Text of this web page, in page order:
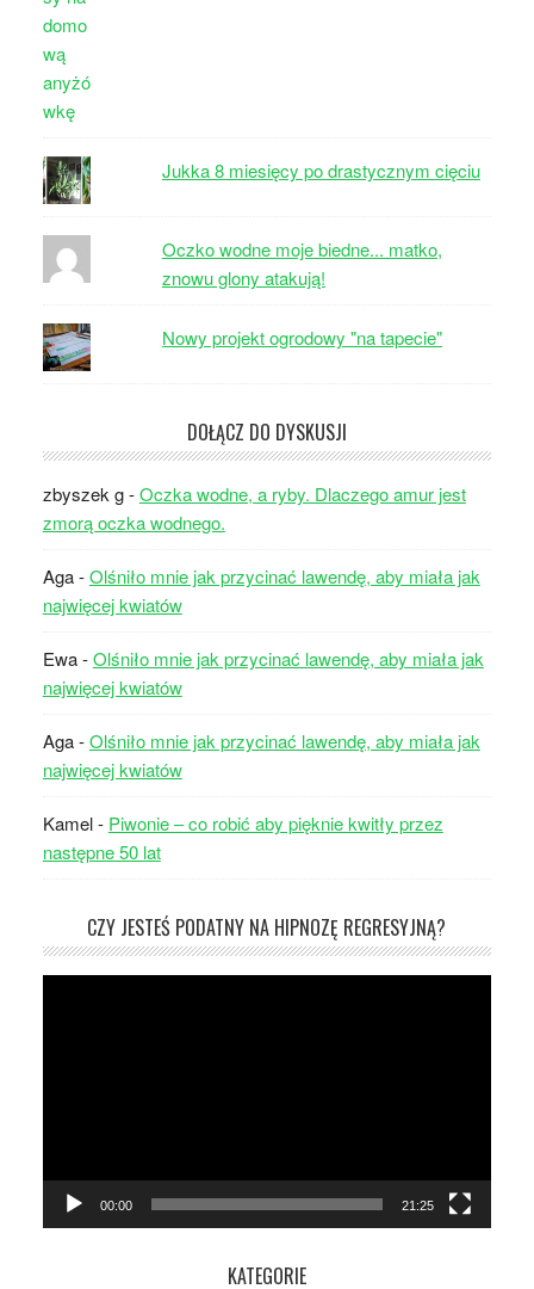
Jukka 8 miesięcy po drastycznym cięciu
Oczko wodne moje biedne... matko,
znowu glony atakują!
Nowy projekt ogrodowy "na tapecie"
DOŁĄCZ DO DYSKUSJI
zbyszek g-Oczka wodne, a ryby. Dlaczego amur jest
zmorą oczka wodnego.
Aga-Olśniło mnie jak przycinać lawendę, aby miała jak
najwięcej kwiatów
Ewa-Olśniło mnie jak przycinać lawendę, aby miała jak
najwięcej kwiatów
Aga-Olśniło mnie jak przycinać lawendę, aby miała jak
najwięcej kwiatów
Kamel- Piwonie – co robić aby pięknie kwitły przez
następne 50 lat
CZY JESTEŚ PODATNY NA HIPNOZĘ REGRESYJNĄ?
00:00 21:25
KATEGORIE